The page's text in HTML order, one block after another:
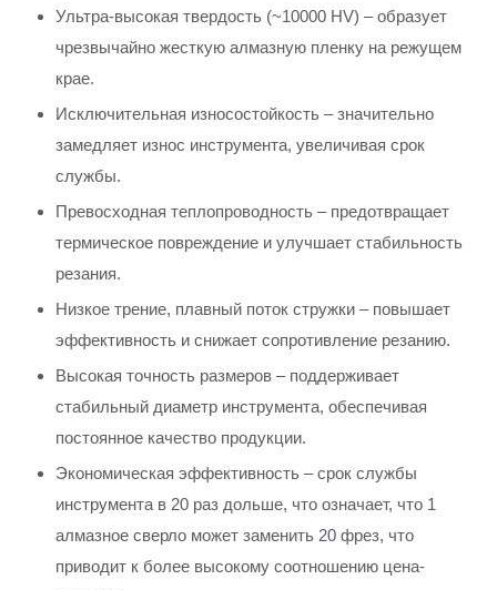
Ультра-высокая твердость (~10000 HV) – образует
чрезвычайно жесткую алмазную пленку на режущем
крае.
Исключительная износостойкость – значительно
замедляет износ инструмента, увеличивая срок
службы.
Превосходная теплопроводность – предотвращает
термическое повреждение и улучшает стабильность
резания.
Низкое трение, плавный поток стружки – повышает
эффективность и снижает сопротивление резанию.
Высокая точность размеров – поддерживает
стабильный диаметр инструмента, обеспечивая
постоянное качество продукции.
Экономическая эффективность – срок службы
инструмента в 20 раз дольше, что означает, что 1
алмазное сверло может заменить 20 фрез, что
приводит к более высокому соотношению цена-